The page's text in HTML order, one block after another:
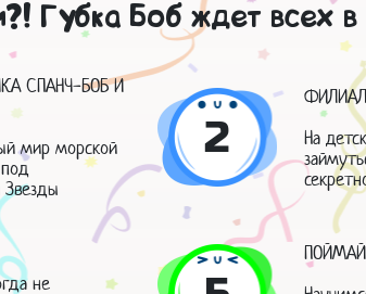
Губка Боб ждет всех
СПАНЧ-БОБ И
мир морской
2
На
не